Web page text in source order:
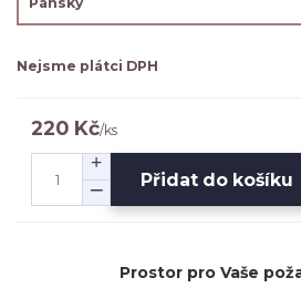
Nejsme plátci DPH
220 Kč/ks
Přidat do košíku
Prostor pro Vaše